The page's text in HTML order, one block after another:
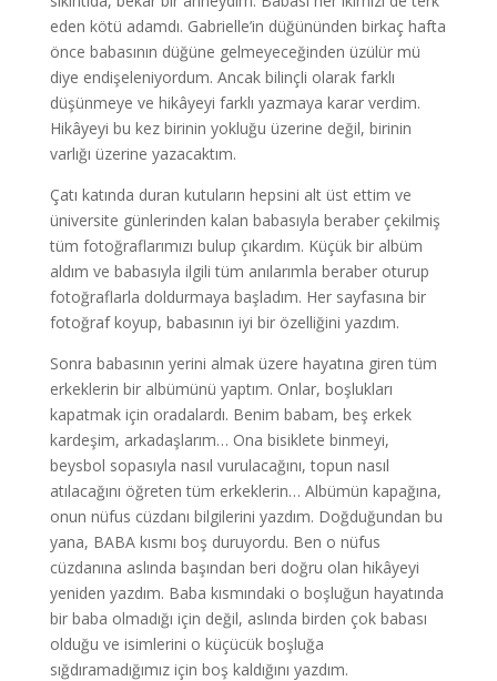
eden kötü adamdı. Gabrielle’in düğününden birkaç hafta
önce babasının düğüne gelmeyeceğinden üzülür mü
diye endişeleniyordum. Ancak bilinçli olarak farklı
düşünmeye ve hikâyeyi farklı yazmaya karar verdim.
Hikâyeyi bu kez birinin yokluğu üzerine değil, birinin
varlığı üzerine yazacaktım.
Çatı katında duran kutuların hepsini alt üst ettim ve
üniversite günlerinden kalan babasıyla beraber çekilmiş
tüm fotoğraflarımızı bulup çıkardım. Küçük bir albüm
aldım ve babasıyla ilgili tüm anılarımla beraber oturup
fotoğraflarla doldurmaya başladım. Her sayfasına bir
fotoğraf koyup, babasının iyi bir özelliğini yazdım.
Sonra babasının yerini almak üzere hayatına giren tüm
erkeklerin bir albümünü yaptım. Onlar, boşlukları
kapatmak için oradalardı. Benim babam, beş erkek
kardeşim, arkadaşlarım… Ona bisiklete binmeyi,
beysbol sopasıyla nasıl vurulacağını, topun nasıl
atılacağını öğreten tüm erkeklerin… Albümün kapağına,
onun nüfus cüzdanı bilgilerini yazdım. Doğduğundan bu
yana, BABA kısmı boş duruyordu. Ben o nüfus
cüzdanına aslında başından beri doğru olan hikâyeyi
yeniden yazdım. Baba kısmındaki o boşluğun hayatında
bir baba olmadığı için değil, aslında birden çok babası
olduğu ve isimlerini o küçücük boşluğa
sığdıramadığımız için boş kaldığını yazdım.